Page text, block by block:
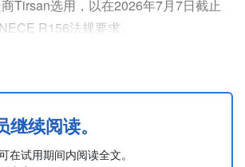
Tirsan选用，以在2026年7月7日截止
R156法规要求。
新，可为所有配备采埃孚电子或制动系
软件更新信息，为期10年。所有数据存
关数据保护....
续阅读。
在试用期间内阅读全文。